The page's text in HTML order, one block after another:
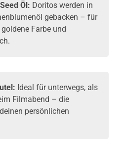
Öl: Doritos werden in
gebacken – für
Farbe und
Ideal für unterwegs, als
Filmabend – die
persönlichen